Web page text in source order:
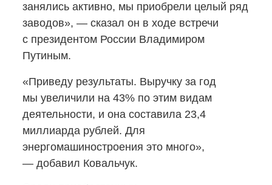
занялись активно, мы приобрели целый ряд
заводов», — сказал он в ходе встречи
с президентом России Владимиром
Путиным.
«Приведу результаты. Выручку за год
мы увеличили на 43% по этим видам
деятельности, и она составила 23,4
миллиарда рублей. Для
энергомашиностроения это много»,
— добавил Ковальчук.